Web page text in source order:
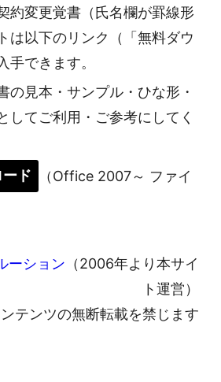
約変更覚書（氏名欄が罫線形
は以下のリンク（「無料ダウ
手できます。
の見本・サンプル・ひな形・
してご利用・ご参考にしてく
ド
（Office 2007～ ファイ
ーション （2006年より本サイ
ト運営）
テンツの無断転載を禁じます